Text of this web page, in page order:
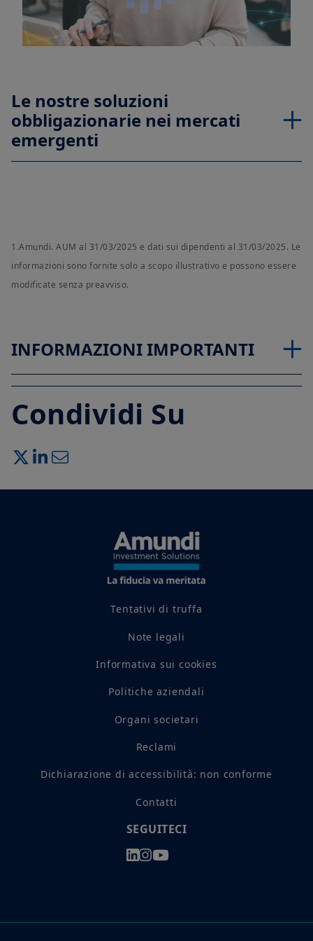
Le nostre soluzioni
obbligazionarie nei mercati
emergenti
1.Amundi. AUM al 31/03/2025 e dati sui dipendenti al 31/03/2025. Le
informazioni sono fornite solo a scopo illustrativo e possono essere
modificate senza preavviso.
INFORMAZIONI IMPORTANTI
Condividi Su
Tentativi di truffa
Note legali
Informativa sui cookies
Politiche aziendali
Organi societari
Reclami
Dichiarazione di accessibilità: non conforme
Contatti
SEGUITECI